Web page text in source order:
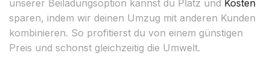
unserer Beiladungsoption kannst du Platz und Kosten
sparen, indem wir deinen Umzug mit anderen Kunden
kombinieren. So profitierst du von einem günstigen
Preis und schonst gleichzeitig die Umwelt.